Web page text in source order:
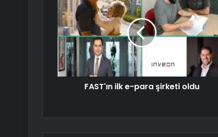
FAST'ın ilk e-para şirketi oldu